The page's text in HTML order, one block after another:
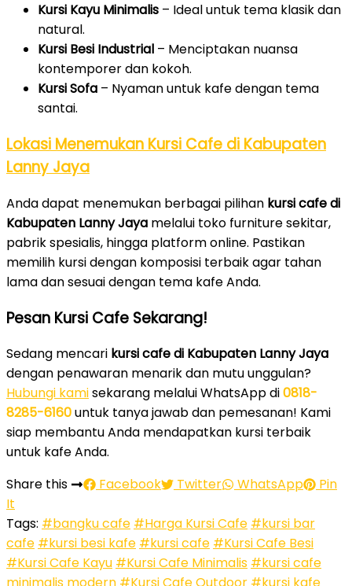
Kursi Kayu Minimalis – Ideal untuk tema klasik dan
natural.
Kursi Besi Industrial – Menciptakan nuansa
kontemporer dan kokoh.
Kursi Sofa – Nyaman untuk kafe dengan tema
santai.
Lokasi Menemukan Kursi Cafe di Kabupaten
Lanny Jaya
Anda dapat menemukan berbagai pilihan kursi cafe di
Kabupaten Lanny Jaya melalui toko furniture sekitar,
pabrik spesialis, hingga platform online. Pastikan
memilih kursi dengan komposisi terbaik agar tahan
lama dan sesuai dengan tema kafe Anda.
Pesan Kursi Cafe Sekarang!
Sedang mencari kursi cafe di Kabupaten Lanny Jaya
dengan penawaran menarik dan mutu unggulan?
Hubungi kamisekarang melalui WhatsApp di0818-
8285-6160untuk tanya jawab dan pemesanan! Kami
siap membantu Anda mendapatkan kursi terbaik
untuk kafe Anda.
Share this
Facebook Twitter WhatsApp
Pin
It
Tags: #bangku cafe #Harga Kursi Cafe #kursi bar
cafe #kursi besi kafe #kursi cafe #Kursi Cafe Besi
#Kursi Cafe Kayu #Kursi Cafe Minimalis #kursi cafe